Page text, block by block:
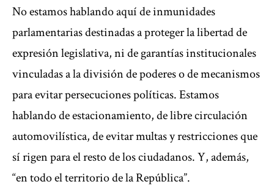
No estamos hablando aquí de inmunidades
parlamentarias destinadas a proteger la libertad de
expresión legislativa, ni de garantías institucionales
vinculadas a la división de poderes o de mecanismos
para evitar persecuciones políticas. Estamos
hablando de estacionamiento, de libre circulación
automovilística, de evitar multas y restricciones que
sí rigen para el resto de los ciudadanos. Y, además,
“en todo el territorio de la República”.